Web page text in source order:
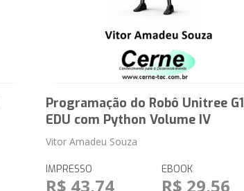
Programação do Robô Unitree G1
EDU com Python Volume IV
Vitor Amadeu Souza
IMPRESSO
R$ 43,74
EBOOK
R$ 29,56